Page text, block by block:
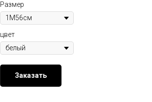
Размер
цвет
Заказать